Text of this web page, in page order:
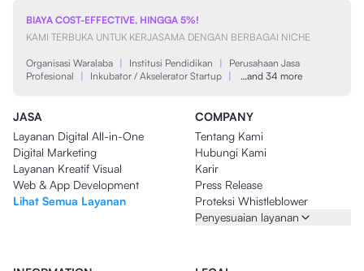
BIAYA COST-EFFECTIVE, HINGGA 5%!
KAMI TERBUKA UNTUK KERJASAMA DENGAN BERBAGAI NICHE
Organisasi Waralaba | Institusi Pendidikan |
Perusahaan Jasa
Profesional
| Inkubator / Akselerator Startup | …and 34 more
JASA
Layanan Digital All-in-One
Digital Marketing
Layanan Kreatif Visual
Web & App Development
Lihat Semua Layanan
COMPANY
Tentang Kami
Hubungi Kami
Karir
Press Release
Proteksi Whistleblower
Penyesuaian layanan